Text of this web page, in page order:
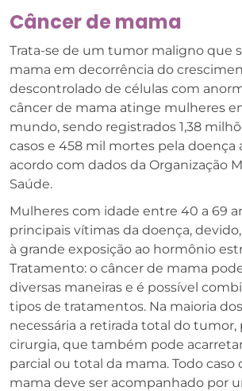
Câncer de mama
Trata-se de um tumor maligno que
mama em decorrência do
descontrolado de células com
câncer de mama atinge mulheres
mundo, sendo registrados 1,38
casos e 458 mil mortes pela doença
acordo com dados da Organização
Saúde.
Mulheres com idade entre 40 a 69
principais vítimas da doença,
à grande exposição ao hormônio
Tratamento: o câncer de mama
diversas maneiras e é possível
tipos de tratamentos. Na maioria dos
necessária a retirada total do tumor,
cirurgia, que também pode
parcial ou total da mama. Todo caso
mama deve ser acompanhado por